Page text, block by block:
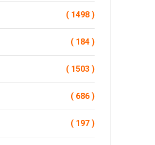
( 1498 )
( 184 )
( 1503 )
( 686 )
( 197 )